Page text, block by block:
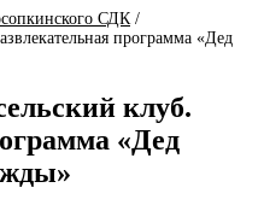
СДК /
программа «Дед
клуб.
«Дед